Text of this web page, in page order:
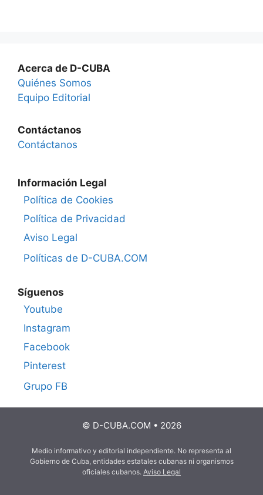
Acerca de D-CUBA
Quiénes Somos
Equipo Editorial
Contáctanos
Contáctanos
Información Legal
Política de Cookies
Política de Privacidad
Aviso Legal
Políticas de D-CUBA.COM
Síguenos
Youtube
Instagram
Facebook
Pinterest
Grupo FB
© D-CUBA.COM • 2026
Medio informativo y editorial independiente. No representa al
Gobierno de Cuba, entidades estatales cubanas ni organismos
oficiales cubanos. Aviso Legal